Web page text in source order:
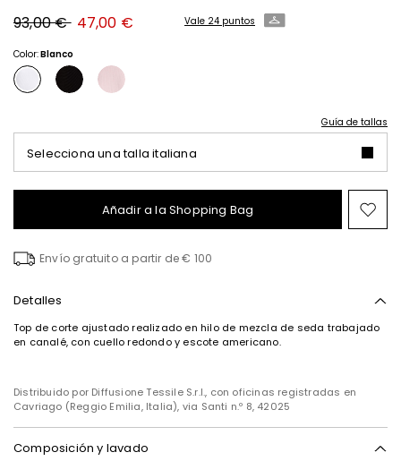
Precio
original
€
93,00 €
Precio
nuevo
47,00 € Vale 24 puntos
Color:Blanco
Guía de tallas
Selecciona una talla italiana
Añadir a la Shopping Bag
en
Envío gratuito a partir de € 100
Detalles
Top de corte ajustado realizado en hilo de mezcla de seda trabajado
en canalé, con cuello redondo y escote americano.
Distribuido por Diffusione Tessile S.r.l., con oficinas registradas en
Cavriago (Reggio Emilia, Italia), via Santi n.º 8, 42025
Composición y lavado